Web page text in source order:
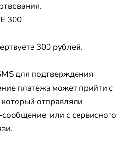
300
300 рублей.
для подтверждения
платежа может прийти с
отправляли
или с сервисного